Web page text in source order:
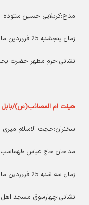
مداح:کربلایی حسین ستوده
زمان:پنجشنبه 25 فروردین ماه 1405 از ساعت 21:30
نشانی:حرم مطهر حضرت
هیئت ام المصائب(س)/بابل
سخنران:حجت الاسلام میری
مداحان:حاج عباس طهماسب
زمان:سه شنبه 25 فروردین ماه 1405 از ساعت 21:30
نشانی:چهارسوق مسجد اهل